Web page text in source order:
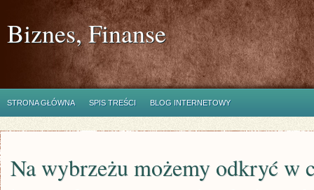
Biznes, Finanse
STRONA GŁÓWNA SPIS TREŚCI BLOG INTERNETOWY
Na wybrzeżu możemy odkryć w